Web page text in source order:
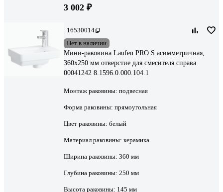
3 002 ₽
16530014
Нет в наличии
Мини-раковина Laufen PRO S асимметричная,
360x250 мм отверстие для смесителя справа
00041242 8.1596.0.000.104.1
Монтаж раковины: подвесная
Форма раковины: прямоугольная
Цвет раковины: белый
Материал раковины: керамика
Ширина раковины: 360 мм
Глубина раковины: 250 мм
Высота раковины: 145 мм